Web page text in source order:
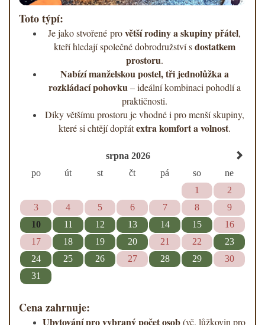
Toto týpí:
Je jako stvořené provětší rodiny a skupiny přátel,
kteří hledají společné dobrodružství sdostatkem
prostoru.
Nabízí manželskou postel, tři jednolůžka a
rozkládací pohovku– ideální kombinaci pohodlí a
praktičnosti.
Díky většímu prostoru je vhodné i pro menší skupiny,
které si chtějí dopřátextra komfort a volnost.
srpna 2026
po
út st čt pá so
ne
1
2
3
4 5 6 7 8
9
10
11 12 13 14 15
16
17
18 19 20 21 22
23
24
25 26 27 28 29
30
31
Cena zahrnuje:
Ubytování pro vybraný počet osob(vč. lůžkovin pro